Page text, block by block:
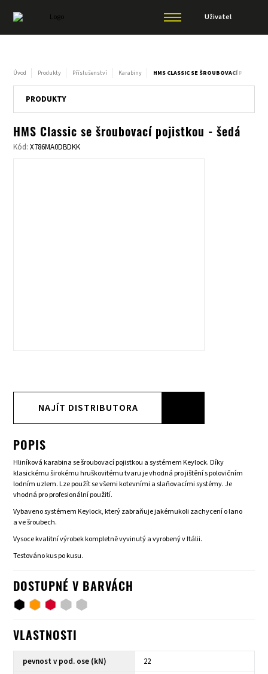
Uživatel
Úvod Produkty Příslušenství Karabiny HMS CLASSIC SE ŠROUBOVACÍ
PRODUKTY
HMS Classic se šroubovací pojistkou - šedá
Kód:X786MA0DBDKK
NAJÍT DISTRIBUTORA
POPIS
Hliníková karabina se šroubovací pojistkou a systémem Keylock. Díky
klasickému širokému hruškovitému tvaru je vhodná pro jištění s polovičním
lodním uzlem. Lze použít se všemi kotevními a slaňovacími systémy. Je
vhodná pro profesionální použití.
Vybaveno systémem Keylock, který zabraňuje jakémukoli zachycení o lano
a ve šroubech.
Vysoce kvalitní výrobek kompletně vyvinutý a vyrobený v Itálii.
Testováno kus po kusu.
DOSTUPNÉ V BARVÁCH
VLASTNOSTI
pevnost v pod. ose (kN)
22